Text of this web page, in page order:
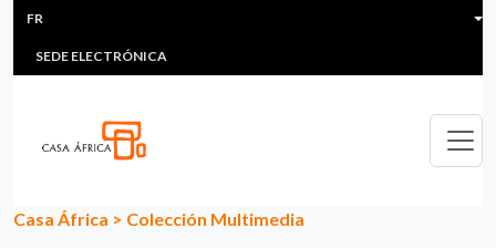
Aller au contenu principal
HEADER MENU
MULTIMEDIA
SEDE ELECTRÓNICA
FR
Casa África > Colección Multimedia